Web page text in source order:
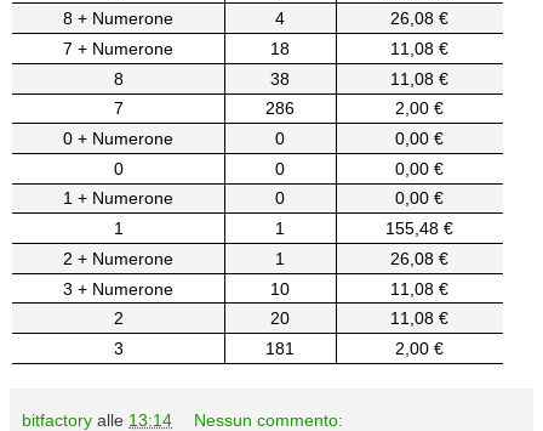
8 + Numerone
4
26,08 €
7 + Numerone
18
11,08 €
8
38
11,08 €
7
286
2,00 €
0 + Numerone
0
0,00 €
0
0
0,00 €
1 + Numerone
0
0,00 €
1
1
155,48 €
2 + Numerone
1
26,08 €
3 + Numerone
10
11,08 €
2
20
11,08 €
3
181 2,00 €
bitfactory alle 13:14 Nessun commento: